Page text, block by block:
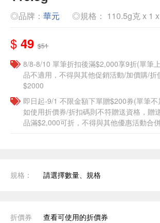
◎品牌： 華元 ◎規格： 110.5g克 x 1
$ 49 $51
8/8-8/10 單筆折扣後滿$2,000享9折(單筆
品不適用，不得與其他促銷活動/加價購/
$2000
即日起-9/1 不限金額下單贈$200券(單筆
如使用折價券/折扣碼則不符贈送資格，贈
品滿$2,000可折，不得與其他優惠活動合
規格： 請選擇數量、規格
折價券 查看可使用的折價券